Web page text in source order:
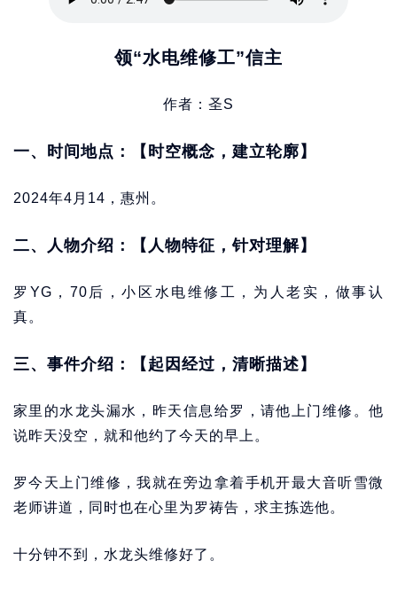
领“水电维修工”信主
作者：圣S
一、时间地点：【时空概念，建立轮廓】
2024年4月14，惠州。
二、人物介绍：【人物特征，针对理解】
罗YG，70后，小区水电维修工，为人老实，做事认
真。
三、事件介绍：【起因经过，清晰描述】
家里的水龙头漏水，昨天信息给罗，请他上门维修。他
说昨天没空，就和他约了今天的早上。
罗今天上门维修，我就在旁边拿着手机开最大音听雪微
老师讲道，同时也在心里为罗祷告，求主拣选他。
十分钟不到，水龙头维修好了。